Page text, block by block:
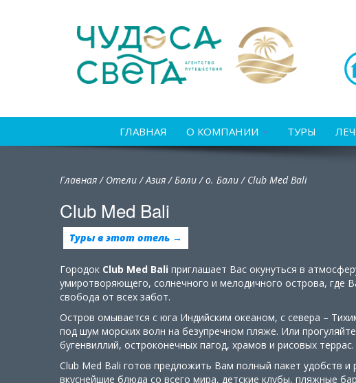
ГЛАВНАЯ О КОМПАНИИ ТУРЫ
Главная/ Отели/Азия/Бали/о. Бали / Club Med Bali
Club Med Bali
Туры в этот отель →
Городок Club Med Bali приглашает Вас окунуться в
умиротворяющего, солнечного и мелодичного острова, где
свобода от всех забот.
Остров омывается с юга Индийским океаном, с севера –
под шум морских волн на безупречном пляже. Или
бугенвиллий, остроконечных пагод, храмов и рисовых террас.
Club Med Bali готов предложить Вам полный пакет удобств и
вкуснейшие блюда со всего мира, детские клубы, пляжные